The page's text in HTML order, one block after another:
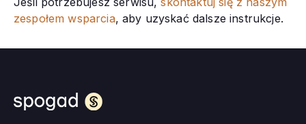
zespołem wsparcia, aby uzyskać dalsze instrukcje.